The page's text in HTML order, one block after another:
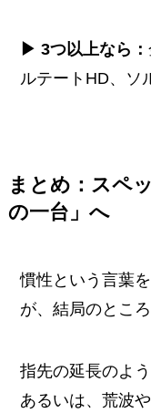
▶ 3つ以上なら：
ルテートHD、ソ
まとめ：スペ
の一台」へ
慣性という言葉
が、結局のとこ
指先の延長のよ
あるいは、荒波